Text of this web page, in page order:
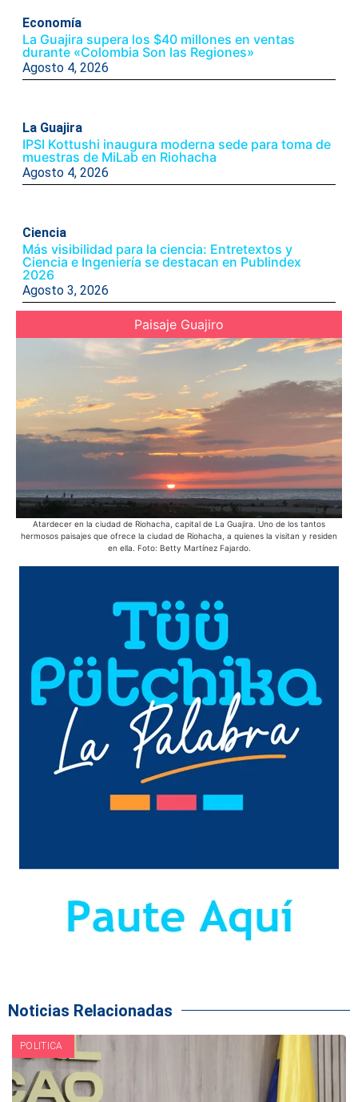
Economía
La Guajira supera los $40 millones en ventas
durante «Colombia Son las Regiones»
Agosto 4, 2026
La Guajira
IPSI Kottushi inaugura moderna sede para toma de
muestras de MiLab en Riohacha
Agosto 4, 2026
Ciencia
Más visibilidad para la ciencia: Entretextos y
Ciencia e Ingeniería se destacan en Publindex
2026
Agosto 3, 2026
Paisaje Guajiro
Atardecer en la ciudad de Riohacha, capital de La Guajira. Uno de los tantos
hermosos paisajes que ofrece la ciudad de Riohacha, a quienes la visitan y residen
en ella. Foto: Betty Martínez Fajardo.
Noticias Relacionadas
POLITICA